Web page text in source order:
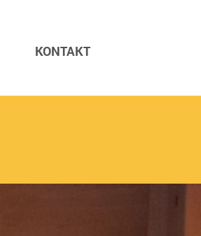
KONTAKT